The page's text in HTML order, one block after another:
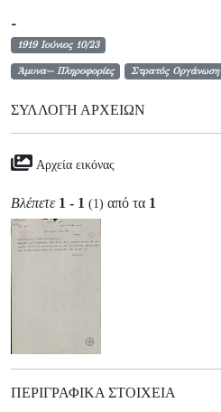
-
1919 Ιούνιος 10/23
Άμυνα-- Πληροφορίες Στρατός Οργάνωση
ΣΥΛΛΟΓΉ ΑΡΧΕΊΩΝ
Αρχεία εικόνας
Βλέπετε 1 - 1 (1) από τα 1
ΠΕΡΙΓΡΑΦΙΚΆ ΣΤΟΙΧΕΊΑ